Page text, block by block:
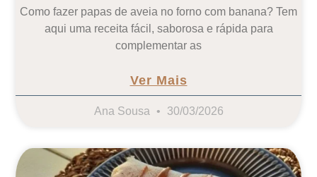
Como fazer papas de aveia no forno com banana? Tem
aqui uma receita fácil, saborosa e rápida para
complementar as
Ver Mais
Ana Sousa 30/03/2026